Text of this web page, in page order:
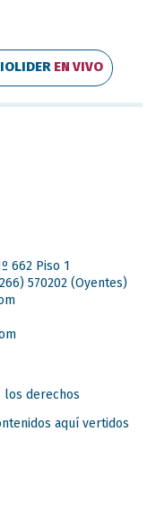
EN VIVO
662 Piso 1
570202 (Oyentes)
los derechos
aquí vertidos